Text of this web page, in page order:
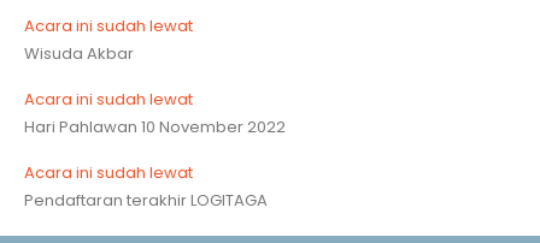
Acara ini sudah lewat
Wisuda Akbar
Acara ini sudah lewat
Hari Pahlawan 10 November 2022
Acara ini sudah lewat
Pendaftaran terakhir LOGITAGA